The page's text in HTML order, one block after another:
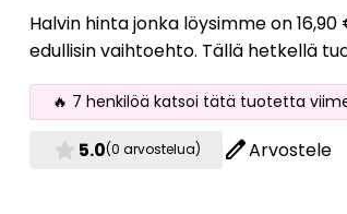
Halvin hinta jonka löysimme on
edullisin vaihtoehto. Tällä hetkellä
🔥 7 henkilöä katsoi tätä tuotetta
star 5.0(0 arvostelua) editArvostele